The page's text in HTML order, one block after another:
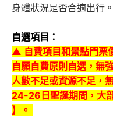
身體狀況是否合適出行
自選項目：
▲ 自費項目和景點門票
自願自費原則自選，無
人數不足或資源不足，
24-26日聖誕期間，大
】。